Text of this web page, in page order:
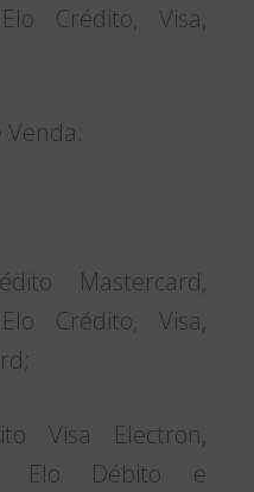
Crédito, Visa,
Mastercard,
Crédito, Visa,
Visa Electron,
Elo Débito e